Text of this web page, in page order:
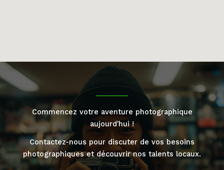
Commencez votre aventure photographique
aujourd'hui !
Contactez-nous pour discuter de vos besoins
photographiques et découvrir nos talents locaux.